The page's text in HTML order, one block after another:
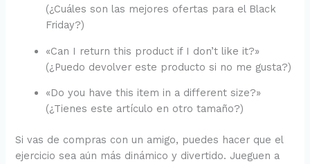
(¿Cuáles son las mejores ofertas para el Black
Friday?)
«Can I return this product if I don’t like it?»
(¿Puedo devolver este producto si no me gusta?)
«Do you have this item in a different size?»
(¿Tienes este artículo en otro tamaño?)
Si vas de compras con un amigo, puedes hacer que el
ejercicio sea aún más dinámico y divertido. Jueguen a